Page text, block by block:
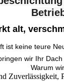
alt,
ist keine teure
wir Ihr
Warum
Zuverlässigkeit,